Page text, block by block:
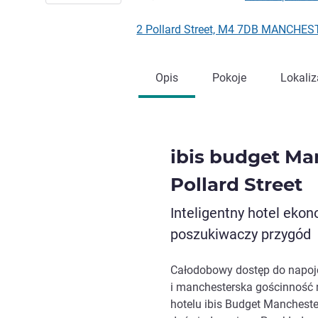
2 Pollard Street, M4 7DB
Opis Pokoje
ibis budget
Pollard Street
Inteligentny hotel
poszukiwaczy przygód
Całodobowy dostęp do
i manchesterska
hotelu ibis Budget